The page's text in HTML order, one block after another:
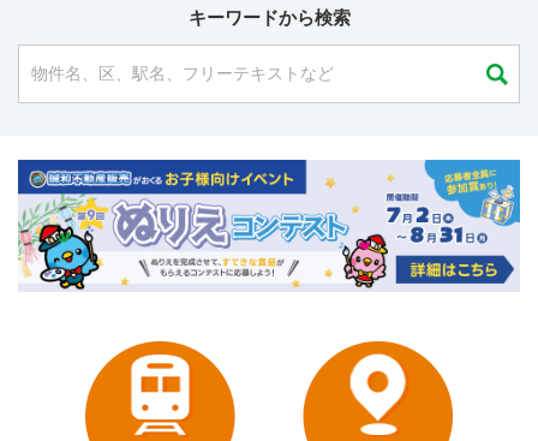
キーワードから検索